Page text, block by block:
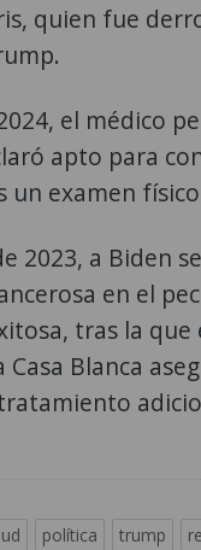
quien fue
el médico
apto para
un examen
2023, a Biden
en el
tras la que
Casa Blanca
política trump